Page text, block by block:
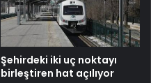
Şehirdeki iki uç noktayı
birleştiren hat açılıyor